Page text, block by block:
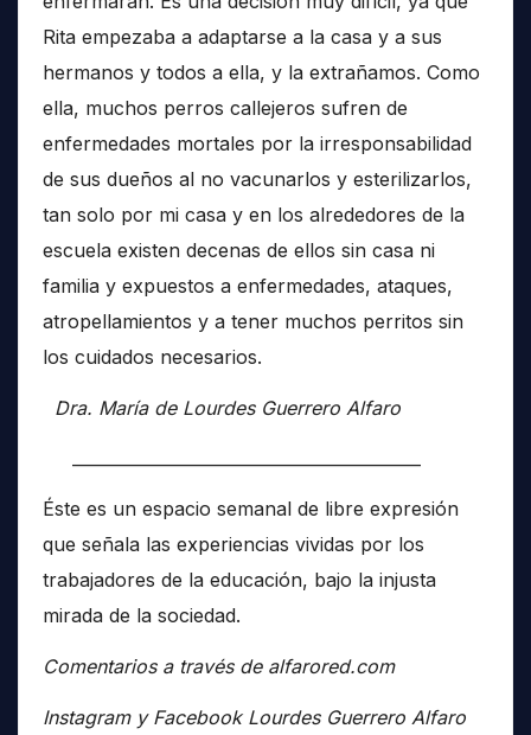
Rita empezaba a adaptarse a la casa y a sus
hermanos y todos a ella, y la extrañamos. Como
ella, muchos perros callejeros sufren de
enfermedades mortales por la irresponsabilidad
de sus dueños al no vacunarlos y esterilizarlos,
tan solo por mi casa y en los alrededores de la
escuela existen decenas de ellos sin casa ni
familia y expuestos a enfermedades, ataques,
atropellamientos y a tener muchos perritos sin
los cuidados necesarios.
Dra. María de Lourdes Guerrero Alfaro
Éste es un espacio semanal de libre expresión
que señala las experiencias vividas por los
trabajadores de la educación, bajo la injusta
mirada de la sociedad.
Comentarios a través de alfarored.com
Instagram y Facebook Lourdes Guerrero Alfaro